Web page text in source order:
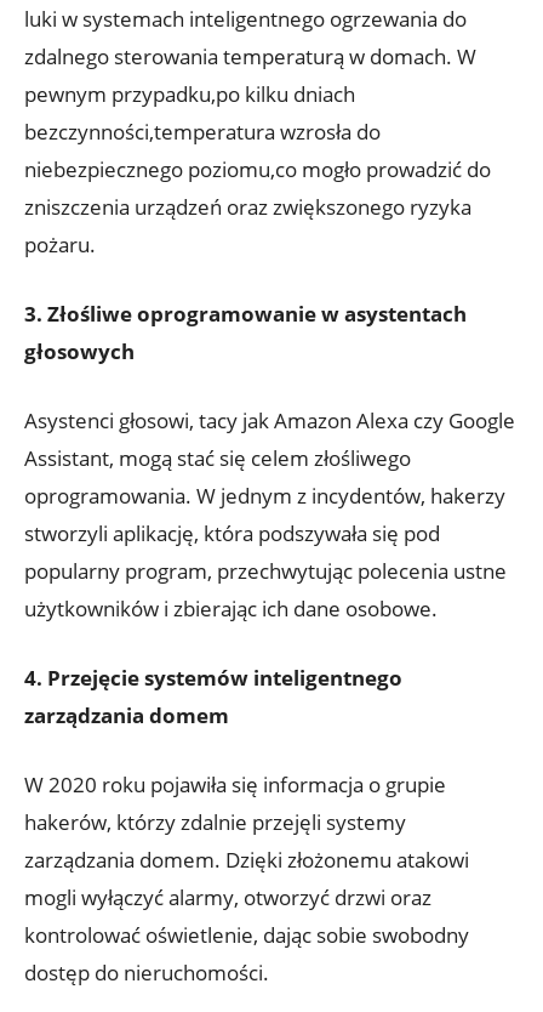
luki w systemach inteligentnego ogrzewania do‍
zdalnego sterowania ⁣temperaturą w domach. W
pewnym przypadku,po kilku dniach⁣
bezczynności,temperatura wzrosła do ​
niebezpiecznego poziomu,co mogło prowadzić do
zniszczenia urządzeń oraz zwiększonego ryzyka
pożaru.
3. ‌Złośliwe oprogramowanie ​w asystentach
głosowych
Asystenci głosowi,⁤ tacy jak Amazon​ Alexa czy⁤ Google
Assistant, mogą stać⁢ się celem złośliwego
oprogramowania.⁢ W jednym​ z incydentów, hakerzy
stworzyli aplikację, która podszywała się pod
popularny program, ‌przechwytując polecenia ustne
użytkowników ⁢i zbierając ich dane ⁢osobowe.
4. Przejęcie systemów inteligentnego
⁢zarządzania domem
W 2020 roku pojawiła⁤ się informacja o ​grupie
hakerów, którzy zdalnie przejęli systemy
zarządzania ⁢domem. Dzięki​ złożonemu atakowi
⁢mogli wyłączyć alarmy, otworzyć drzwi oraz
kontrolować oświetlenie, dając sobie swobodny
dostęp do nieruchomości.